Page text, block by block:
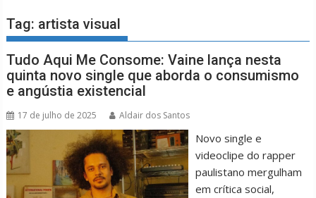
Tag: artista visual
Tudo Aqui Me Consome: Vaine lança nesta
quinta novo single que aborda o consumismo
e angústia existencial
17 de julho de 2025 Aldair dos Santos
Novo single e
videoclipe do rapper
paulistano mergulham
em crítica social,